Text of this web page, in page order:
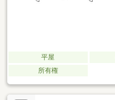
平屋
所有権